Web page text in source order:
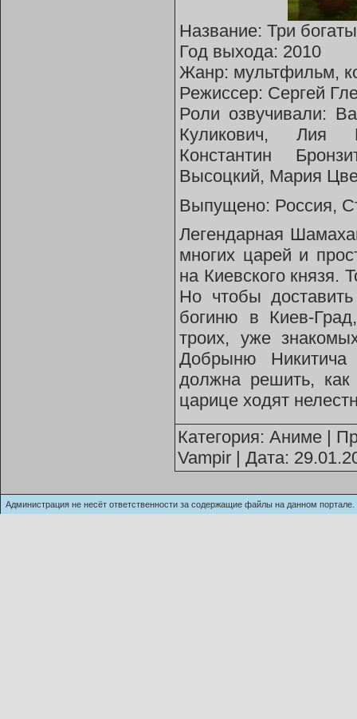
Название: Три
Год выхода: 2010
Жанр: мультфильм,
Режиссер: Сергей
Роли озвучивали:
Куликович, Лия
Константин
Высоцкий, Мария
Выпущено: Россия,
Легендарная
многих царей и
на Киевского князя.
Но чтобы
богиню в Киев-
троих, уже
Добрыню
должна решить,
царице ходят
Категория: Аниме |
Vampir | Дата:
Администрация не несёт ответственности за содержащие файлы на данном